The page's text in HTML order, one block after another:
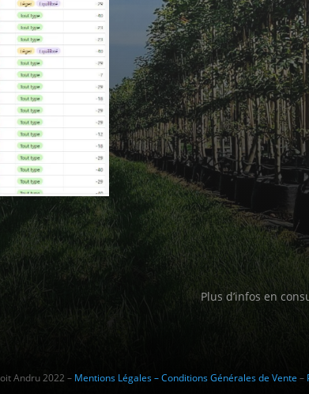
Plus d’infos en
Andru 2022 – Mentions Légales – Conditions Générales de Vente –